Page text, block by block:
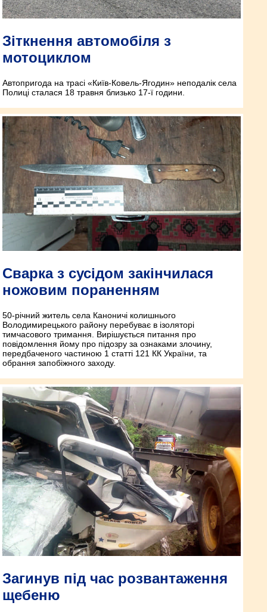
Зіткнення автомобіля з
мотоциклом
Автопригода на трасі «Київ-Ковель-Ягодин» неподалік села
Полиці сталася 18 травня близько 17-ї години.
Сварка з сусідом закінчилася
ножовим пораненням
50-річний житель села Каноничі колишнього
Володимирецького району перебуває в ізоляторі
тимчасового тримання. Вирішується питання про
повідомлення йому про підозру за ознаками злочину,
передбаченого частиною 1 статті 121 КК України, та
обрання запобіжного заходу.
Загинув під час розвантаження
щебеню